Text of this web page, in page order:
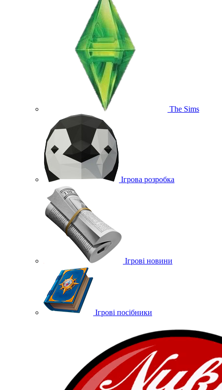
The Sims
Ігрова розробка
Ігрові новини
Ігрові посібники